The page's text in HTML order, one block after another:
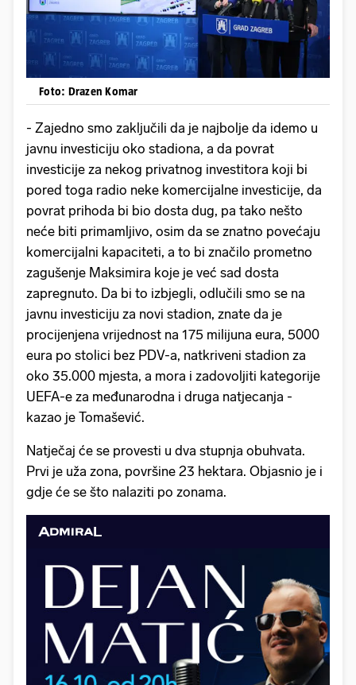
Foto: Drazen Komar
- Zajedno smo zaključili da je najbolje da idemo u
javnu investiciju oko stadiona, a da povrat
investicije za nekog privatnog investitora koji bi
pored toga radio neke komercijalne investicije, da
povrat prihoda bi bio dosta dug, pa tako nešto
neće biti primamljivo, osim da se znatno povećaju
komercijalni kapaciteti, a to bi značilo prometno
zagušenje Maksimira koje je već sad dosta
zapregnuto. Da bi to izbjegli, odlučili smo se na
javnu investiciju za novi stadion, znate da je
procijenjena vrijednost na 175 milijuna eura, 5000
eura po stolici bez PDV-a, natkriveni stadion za
oko 35.000 mjesta, a mora i zadovoljiti kategorije
UEFA-e za međunarodna i druga natjecanja -
kazao je Tomašević.
Natječaj će se provesti u dva stupnja obuhvata.
Prvi je uža zona, površine 23 hektara. Objasnio je i
gdje će se što nalaziti po zonama.